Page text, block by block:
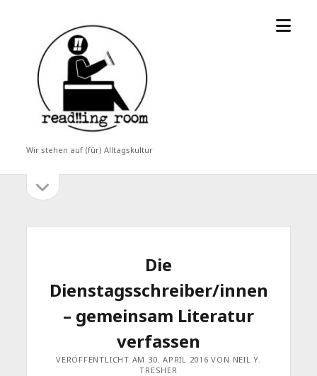
read!!ing
room
Wir stehen auf (für) Alltagskultur
Menü
Seitenleiste
öffnen
Die
Dienstagsschreiber/innen
– gemeinsam Literatur
verfassen
VERÖFFENTLICHT AM 30. APRIL 2016 VON NEIL Y.
TRESHER